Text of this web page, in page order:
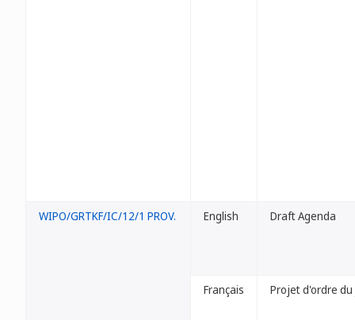
WIPO/GRTKF/IC/12/1 PROV. English Draft Agenda
Français Projet d'ordre